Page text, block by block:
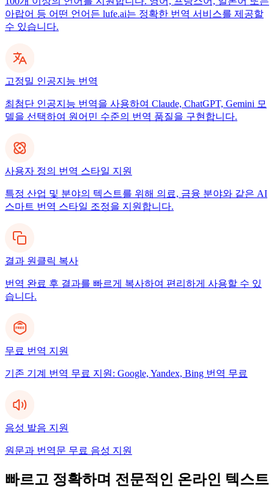
아랍어 등 어떤 언어든 lufe.ai는 정확한 번역 서비스를 제공할
수 있습니다.
고정밀 인공지능 번역
최첨단 인공지능 번역을 사용하여 Claude, ChatGPT, Gemini 모
델을 선택하여 원어민 수준의 번역 품질을 구현합니다.
사용자 정의 번역 스타일 지원
특정 산업 및 분야의 텍스트를 위해 의료, 금융 분야와 같은 AI
스마트 번역 스타일 조정을 지원합니다.
결과 원클릭 복사
번역 완료 후 결과를 빠르게 복사하여 편리하게 사용할 수 있
습니다.
무료 번역 지원
기존 기계 번역 무료 지원: Google, Yandex, Bing 번역 무료
음성 발음 지원
원문과 번역문 무료 음성 지원
빠르고 정확하며 전문적인 온라인 텍스트